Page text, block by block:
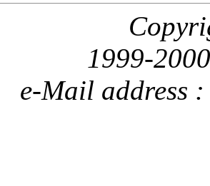
1999-
e-Mail address